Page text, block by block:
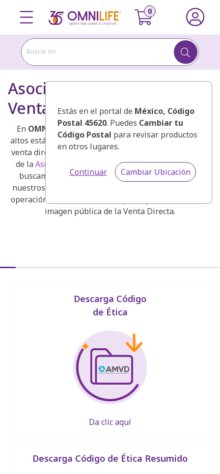
Buscar en
Estás en el portal de México, Código
Postal 45620. Puedes Cambiar tu
Código Postal para revisar productos
en otros lugares.
Continuar Cambiar Ubicación
Asociación Mexicana de
Venta Directa
En OMNILIFEestamos comprometidos con los más
altos estándares éticos comerciales para el canal de la
venta directa y con nuestros clientes. Como miembros
de laAsociación Mexicana de Venta Directa (AMVD)
buscamos lograr la satisfacción y la protección de
nuestros consumidores, estableciendo estándares de
operación ética en nuestra empresa y fortaleciendo la
imagen pública de la Venta Directa.
Descarga Código
de Ética
Da clic aquí
Descarga Código de Ética Resumido